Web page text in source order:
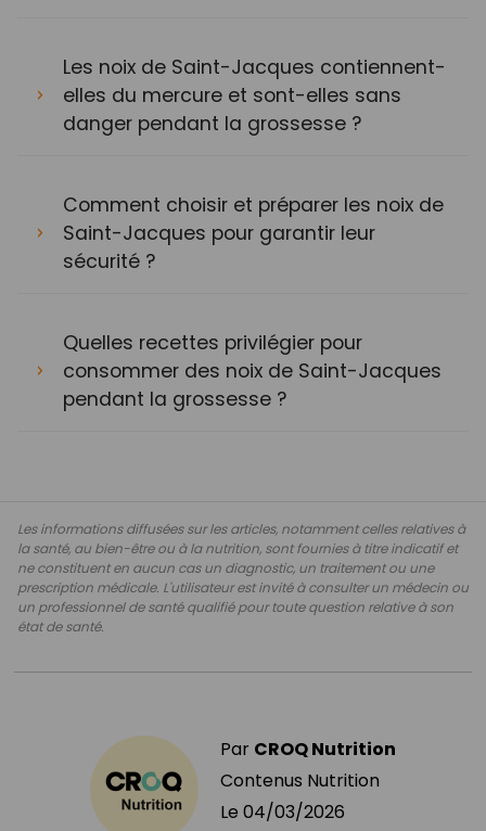
Les noix de Saint-Jacques contiennent-
elles du mercure et sont-elles sans
danger pendant la grossesse ?
Comment choisir et préparer les noix de
Saint-Jacques pour garantir leur
sécurité ?
Quelles recettes privilégier pour
consommer des noix de Saint-Jacques
pendant la grossesse ?
Les informations diffusées sur les articles, notamment celles relatives à
la santé, au bien-être ou à la nutrition, sont fournies à titre indicatif et
ne constituent en aucun cas un diagnostic, un traitement ou une
prescription médicale. L'utilisateur est invité à consulter un médecin ou
un professionnel de santé qualifié pour toute question relative à son
état de santé.
Par CROQ Nutrition
Contenus Nutrition
Le 04/03/2026